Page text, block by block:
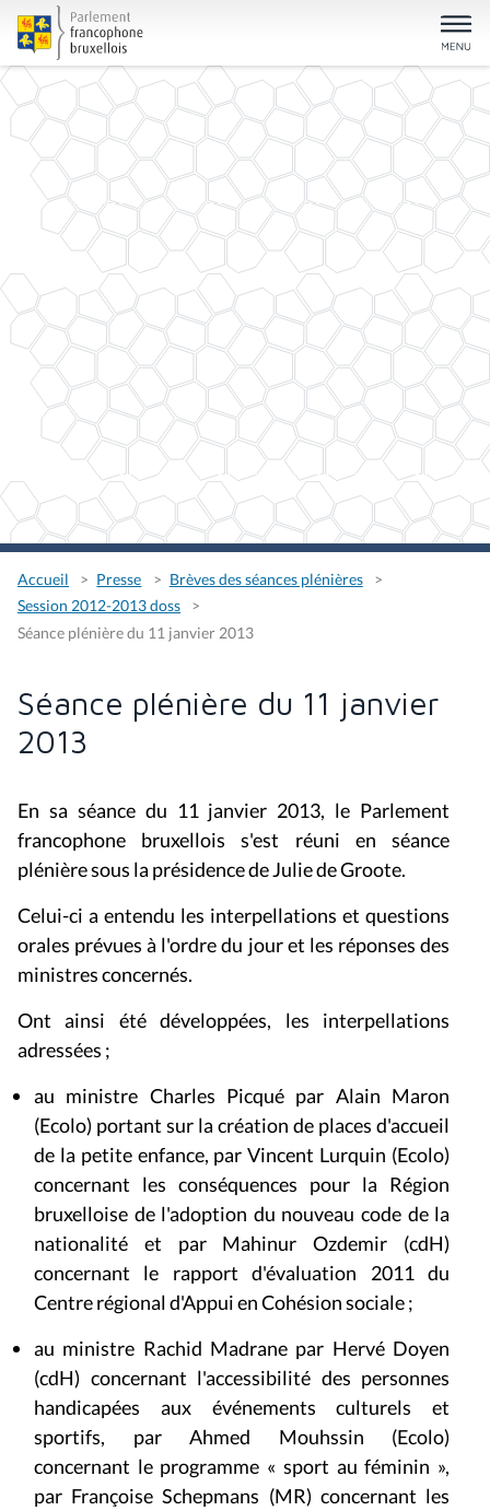
Accueil Presse
Brèves des séances plénières
Session 2012-2013 doss
Séance plénière du 11 janvier 2013
Séance plénière du 11 janvier
2013
En sa séance du 11 janvier 2013, le Parlement
francophone bruxellois s'est réuni en séance
plénière sous la présidence de Julie de Groote.
Celui-ci a entendu les interpellations et questions
orales prévues à l'ordre du jour et les réponses des
ministres concernés.
Ont ainsi été développées, les interpellations
adressées ;
au ministre Charles Picqué par Alain Maron
(Ecolo) portant sur la création de places d'accueil
de la petite enfance, par Vincent Lurquin (Ecolo)
concernant les conséquences pour la Région
bruxelloise de l'adoption du nouveau code de la
nationalité et par Mahinur Ozdemir (cdH)
concernant le rapport d'évaluation 2011 du
Centre régional d'Appui en Cohésion sociale ;
au ministre Rachid Madrane par Hervé Doyen
(cdH) concernant l'accessibilité des personnes
handicapées aux événements culturels et
sportifs, par Ahmed Mouhssin (Ecolo)
concernant le programme « sport au féminin »,
par Françoise Schepmans (MR) concernant les